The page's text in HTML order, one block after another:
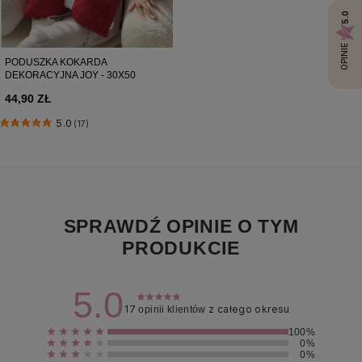
SPRAWDŹ OPINIE O TYM
PRODUKCIE
5.0 17 opinii klientów z całego okresu
100%
0%
0%
PODUSZKA KOKARDA
DEKORACYJNA JOY - 30X50
44,90 ZŁ
5.0 (17)
OPINIE
5.0